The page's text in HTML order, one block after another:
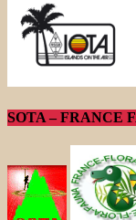
SOTA – FRANCE